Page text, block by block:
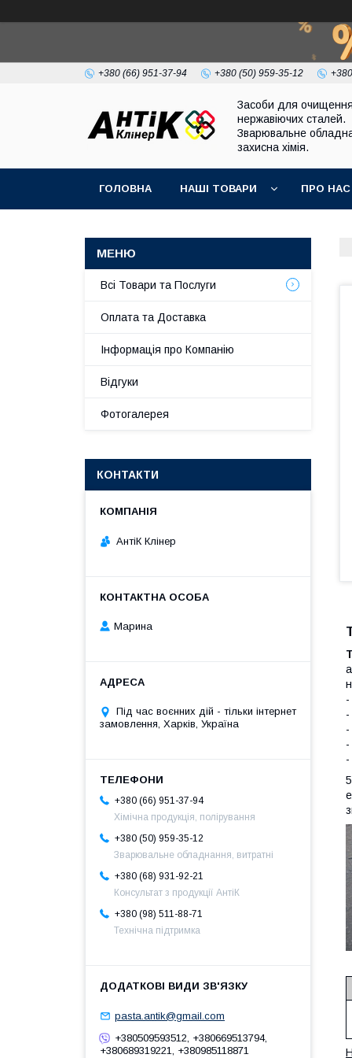
+380 (66) 951-37-94 +380 (50) 959-35-12
Засоби для
нержавіючих сталей.
Зварювальне
захисна хімія.
ГОЛОВНА НАШІ ТОВАРИ ПРО НАС
-
-
-
-
-
Всі Товари та Послуги
Оплата та Доставка
Інформація про Компанію
Відгуки
Фотогалерея
КОНТАКТИ
АнтіК Клінер
Марина
Під час воєнних дій - тільки інтернет
замовлення, Харків, Україна
+380 (66) 951-37-94
Хімічна продукція, полірування
+380 (50) 959-35-12
Зварювальне обладнання, витратні
+380 (68) 931-92-21
Консультат з продукції АнтіК
+380 (98) 511-88-71
Технічна підтримка
pasta.antik@gmail.com
+380509593512, +380669513794,
+380689319221, +380985118871